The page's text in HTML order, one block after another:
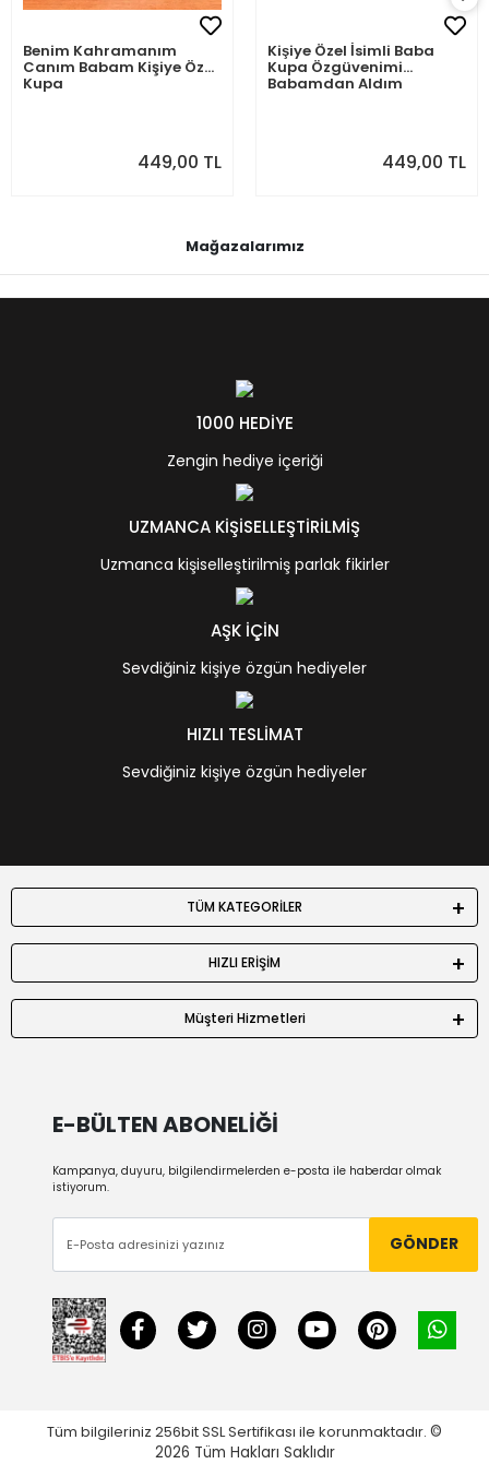
Benim Kahramanım
Canım Babam Kişiye Özel
Kupa
449,00 TL
Kişiye Özel İsimli Baba
Kupa Özgüvenimi
Babamdan Aldım
449,00 TL
Mağazalarımız
1000 HEDİYE
Zengin hediye içeriği
UZMANCA KİŞİSELLEŞTİRİLMİŞ
Uzmanca kişiselleştirilmiş parlak fikirler
AŞK İÇİN
Sevdiğiniz kişiye özgün hediyeler
HIZLI TESLİMAT
Sevdiğiniz kişiye özgün hediyeler
TÜM KATEGORİLER
HIZLI ERİŞİM
Müşteri Hizmetleri
E-BÜLTEN ABONELİĞİ
Kampanya, duyuru, bilgilendirmelerden e-posta ile haberdar olmak
istiyorum.
GÖNDER
Tüm bilgileriniz 256bit SSL Sertifikası ile korunmaktadır. ©
2026 Tüm Hakları Saklıdır